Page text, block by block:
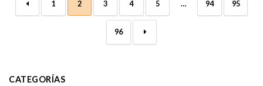
← 1 2 3 4 5 … 94 95
96 →
CATEGORÍAS